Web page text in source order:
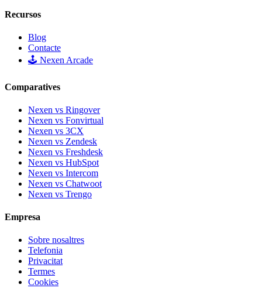
Recursos
Blog
Contacte
🕹️ Nexen Arcade
Comparatives
Nexen vs Ringover
Nexen vs Fonvirtual
Nexen vs 3CX
Nexen vs Zendesk
Nexen vs Freshdesk
Nexen vs HubSpot
Nexen vs Intercom
Nexen vs Chatwoot
Nexen vs Trengo
Empresa
Sobre nosaltres
Telefonia
Privacitat
Termes
Cookies